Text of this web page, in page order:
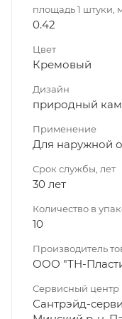
площадь 1 штуки,
0.42
Цвет
Кремовый
Дизайн
природный
Применение
Для наружной
Срок службы, лет
30 лет
Количество в
10
Производитель
ООО "ТН-
Сервисный центр
Сантрэйд-